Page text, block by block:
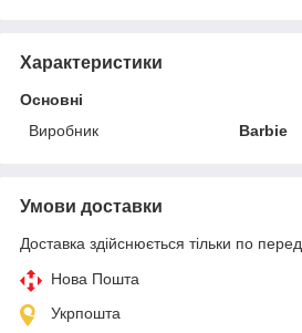
Характеристики
Основні
Виробник
Barbie
Умови доставки
Доставка здійснюється тільки по
Нова Пошта
Укрпошта